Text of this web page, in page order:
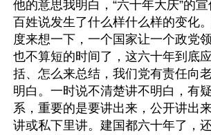
他的意思我明白，“六十年大庆”的
百姓说发生了什么样什么样的变化
度来想一下，一个国家让一个政党
也不算短的时间了，这六十年到底
括、怎么来总结，我们党有责任向
明白。一时说不清楚讲不明白，有
系，重要的是要讲出来，公开讲出
讲或私下里讲。建国都六十年了，